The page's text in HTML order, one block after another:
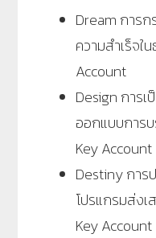
Dream การก
ความสำเร็จใ
Account
Design การเ
ออกแบบการ
Key Account
Destiny การ
โปรแกรมส่งเ
Key Account